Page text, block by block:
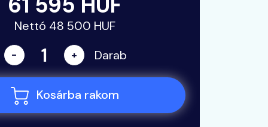
Nettó 48 500 HUF
- + Darab
Kosárba rakom